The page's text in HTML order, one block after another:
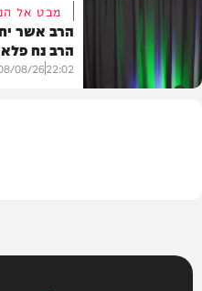
וידאו
מבט אל
הרב אשר
הרב נח
22:02
08/26